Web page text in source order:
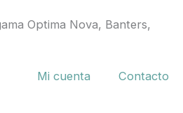
Optima Nova, Banters,
Mi cuenta Contacto